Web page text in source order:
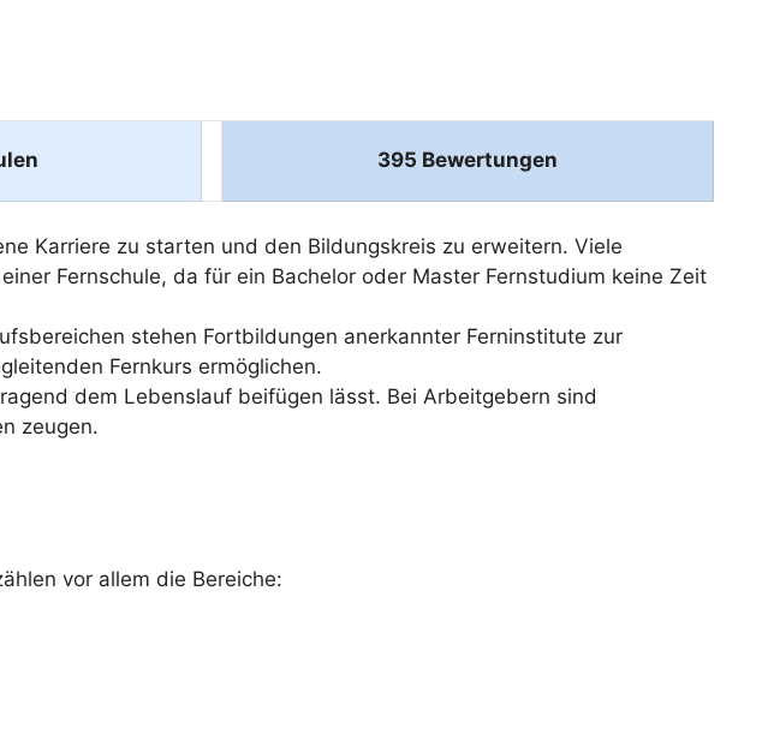
395 Bewertungen
Karriere zu starten und den Bildungskreis zu erweitern. Viele
Fernschule, da für ein Bachelor oder Master Fernstudium keine Zeit
stehen Fortbildungen anerkannter Ferninstitute zur
Fernkurs ermöglichen.
dem Lebenslauf beifügen lässt. Bei Arbeitgebern sind
zeugen.
vor allem die Bereiche: